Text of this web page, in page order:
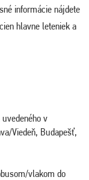
informácie nájdete
hlavne leteniek a
v
Viedeň, Budapešť,
vlakom do